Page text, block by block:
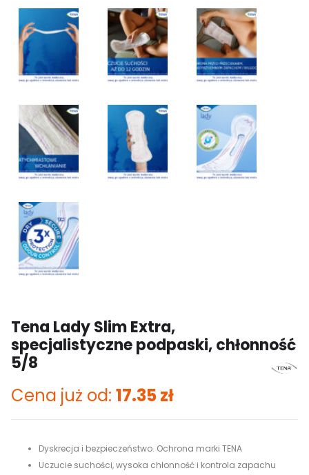
Tena Lady Slim Extra,
specjalistyczne podpaski, chłonność
5/8
Cena już od:17.35zł
Dyskrecja i bezpieczeństwo. Ochrona marki TENA
Uczucie suchości, wysoka chłonność i kontrola zapachu